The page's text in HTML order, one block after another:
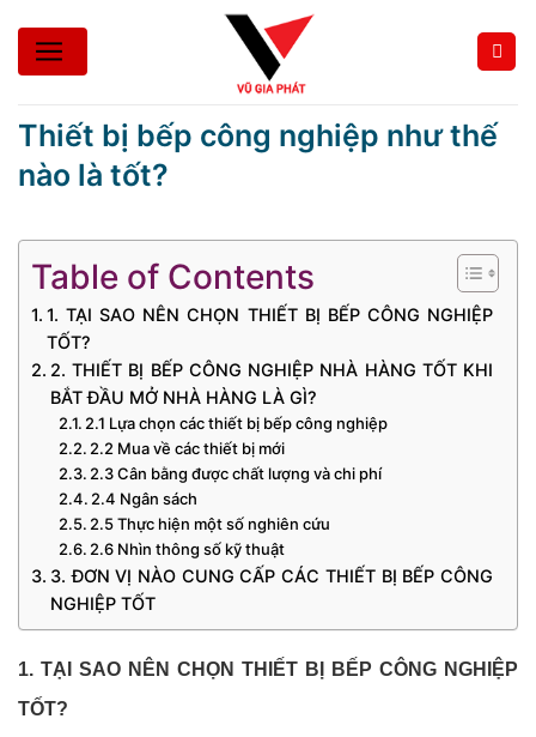
nội
Thiết bị bếp công nghiệp như thế
nào là tốt?
Table of Contents
1. TẠI SAO NÊN CHỌN THIẾT BỊ BẾP CÔNG NGHIỆP
TỐT?
2. THIẾT BỊ BẾP CÔNG NGHIỆP NHÀ HÀNG TỐT KHI
BẮT ĐẦU MỞ NHÀ HÀNG LÀ GÌ?
2.1 Lựa chọn các thiết bị bếp công nghiệp
2.2 Mua về các thiết bị mới
2.3 Cân bằng được chất lượng và chi phí
2.4 Ngân sách
2.5 Thực hiện một số nghiên cứu
2.6 Nhìn thông số kỹ thuật
3. ĐƠN VỊ NÀO CUNG CẤP CÁC THIẾT BỊ BẾP CÔNG
NGHIỆP TỐT
1. TẠI SAO NÊN CHỌN THIẾT BỊ BẾP CÔNG NGHIỆP
TỐT?